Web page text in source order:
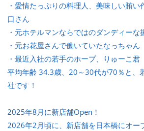
・愛情たっぷりの料理人、美味しい賄い
口さん
・元ホテルマンならではのダンディーな
・元お花屋さんで働いていたなっちゃん
・最近入社の若手のホープ、りゅーこ君
平均年齢 34.3歳、20～30代が70％と、
社です！
2025年8月に新店舗Open！
2026年2月頃に、新店舗を日本橋にオー